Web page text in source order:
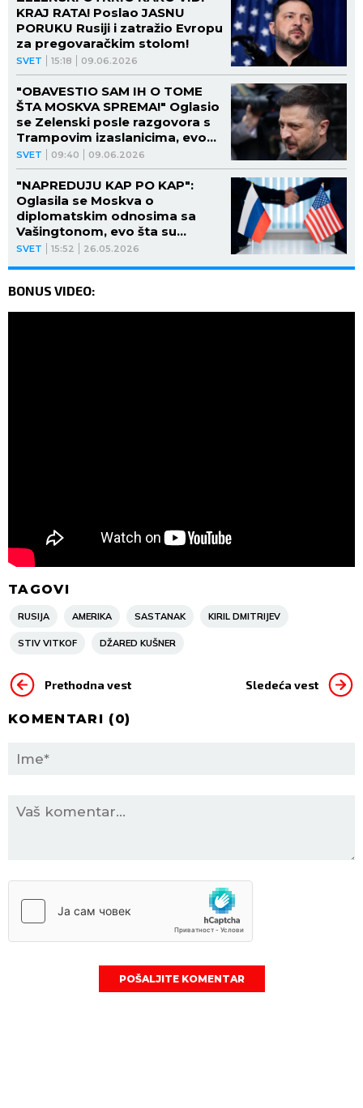
SVET 15:18 09.06.2026
KRAJ RATA! Poslao JASNU
PORUKU Rusiji i zatražio Evropu
za pregovaračkim stolom!
SVET 09:40 09.06.2026
"OBAVESTIO SAM IH O TOME
ŠTA MOSKVA SPREMA!" Oglasio
se Zelenski posle razgovora s
Trampovim izaslanicima, evo
šta je sve poručio
SVET 15:52 26.05.2026
"NAPREDUJU KAP PO KAP":
Oglasila se Moskva o
diplomatskim odnosima sa
Vašingtonom, evo šta su
poručili
BONUS VIDEO:
TAGOVI
RUSIJA AMERIKA SASTANAK KIRIL DMITRIJEV
STIV VITKOF DŽARED KUŠNER
Prethodna vest Sledeća vest
KOMENTARI (0)
POŠALJITE KOMENTAR